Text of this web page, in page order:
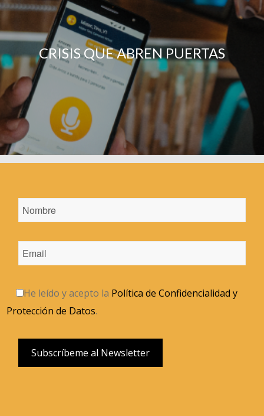
CRISIS QUE ABREN PUERTAS
He leído y acepto la Política de Confidencialidad y
Protección de Datos.